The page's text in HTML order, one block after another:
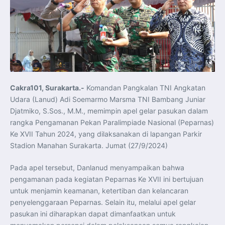
Pelatihan Signal Radio untuk Misi Pertahanan Udara dan
Radar
Menkeu Purbaya Instruksikan Penyelarasan Aturan KEK
untuk Perkuat Daya Saing Industri Dalam Negeri
Mentan Amran Pacu Produksi Gula Nasional, Target
Swasembada Gula Putih Dua Tahun dan Tembus 3 Juta
Ton
Menlu Sugiono Tekankan Inovasi sebagai Kunci
Penguatan Kerja Sama Konkret ASEAN Plus Three
Latma ORRUDA 2026 di Vladivostok Perkuat Diplomasi
Kesiapan Tempur Penerbang TNI AU
Menlu Sugiono: “Kekuatan Ekonomi ASEAN-RRT Harus
Menjadi Penopang Stabilitas Kawasan”
ASEAN dan Amerika Serikat Perkuat Kemitraan untuk
Jaga Stabilitas Kawasan dan Dorong Pertumbuhan
Ekonomi
Presiden Prabowo Terima Direktur FBI, Indonesia dan AS
Perkuat Kerja Sama Repatriasi Artefak Budaya
Menteri PKP dan Ketua DEN Perkuat Kolaborasi
Pendaftaran MagangHub Angkatan II Batch 1 Dibuka
hingga 28 Juli 2026, Kesempatan Raih Pengalaman Kerja
dan Sertifikasi Kompetensi
KASAU Bekali 154 Perwira Remaja AAU 2026, Tekankan
Integritas dan Profesionalisme sebagai Bekal
Pengabdian
Menlu Sugiono Dorong Kemitraan ASEAN–Inggris yang
Lebih Erat Hadapi Tantangan Global
Cakra101, Surakarta.- Komandan Pangkalan TNI Angkatan
Udara (Lanud) Adi Soemarmo Marsma TNI Bambang Juniar
Djatmiko, S.Sos., M.M., memimpin apel gelar pasukan dalam
rangka Pengamanan Pekan Paralimpiade Nasional (Peparnas)
Ke XVII Tahun 2024, yang dilaksanakan di lapangan Parkir
Stadion Manahan Surakarta. Jumat (27/9/2024)
Pada apel tersebut, Danlanud menyampaikan bahwa
pengamanan pada kegiatan Peparnas Ke XVII ini bertujuan
untuk menjamin keamanan, ketertiban dan kelancaran
penyelenggaraan Peparnas. Selain itu, melalui apel gelar
pasukan ini diharapkan dapat dimanfaatkan untuk